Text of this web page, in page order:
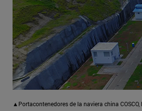
▲Portacontenedores de la naviera china